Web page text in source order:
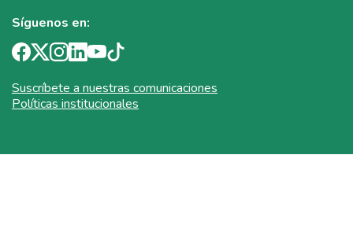
Síguenos en:
Suscríbete a nuestras comunicaciones
Políticas institucionales